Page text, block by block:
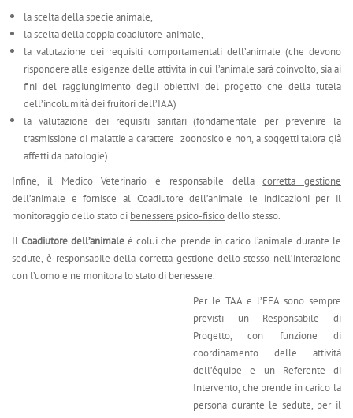
la scelta della specie animale,
la scelta della coppia coadiutore-animale,
la valutazione dei requisiti comportamentali dell’animale (che devono
rispondere alle esigenze delle attività in cui l’animale sarà coinvolto, sia ai
fini del raggiungimento degli obiettivi del progetto che della tutela
dell’incolumità dei fruitori dell’IAA)
la valutazione dei requisiti sanitari (fondamentale per prevenire la
trasmissione di malattie a carattere zoonosico e non, a soggetti talora già
affetti da patologie).
Infine, il Medico Veterinario è responsabile dellacorretta gestione
dell’animale e fornisce al Coadiutore dell’animale le indicazioni per il
monitoraggio dello stato di benessere psico-fisicodello stesso.
IlCoadiutore dell’animale è colui che prende in carico l’animale durante le
sedute, è responsabile della corretta gestione dello stesso nell’interazione
con l’uomo e ne monitora lo stato di benessere.
Per le TAA e l’EEA sono sempre
previsti un Responsabile di
Progetto, con funzione di
coordinamento delle attività
dell’équipe e un Referente di
Intervento, che prende in carico la
persona durante le sedute, per il